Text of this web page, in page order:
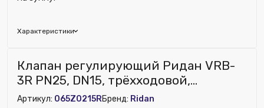
Характеристики
Глубина (мм):
Возможность установки сервопривода:
Наличие обратного клапана:
Нет
Ширина (мм):85
Клапан регулирующий Ридан VRB-
3R PN25, DN15, трёхходовой,
седельный, ВР,нержавеющая сталь
Артикул: 065Z0215RБренд: Ridan